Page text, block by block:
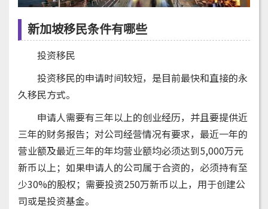
新加坡移民条件有哪些
投资移民
投资移民的申请时间较短，是目前最快和直接的永
久移民方式。
申请人需要有三年以上的创业经历，并且要提供近
三年的财务报告；对公司经营情况有要求，最近一年的
营业额及最近三年的年均营业额均必须达到5,000万元
新币以上；如果申请人的公司属于合资的，必须持有至
少30%的股权；需要投资250万新币以上，用于创建公
司或是投资基金。